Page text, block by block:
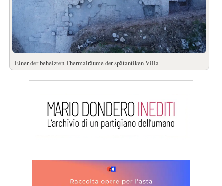
Einer der beheizten Thermalräume der spätantiken Villa